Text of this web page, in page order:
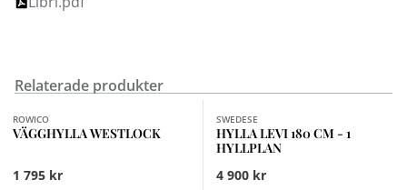
Relaterade produkter
Finns i fler val (2)
ROWICO
VÄGGHYLLA WESTLOCK
1 795 kr
SWEDESE
HYLLA LEVI 180 CM - 1
HYLLPLAN
4 900 kr